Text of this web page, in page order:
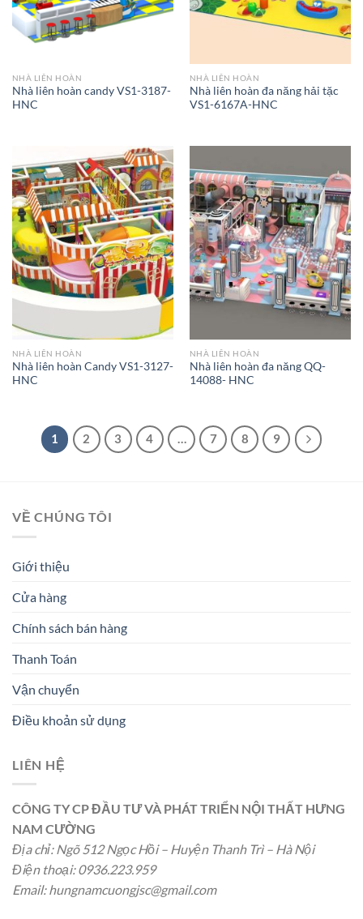
NHÀ LIÊN HOÀN
Nhà liên hoàn candy VS1-3187-
HNC
NHÀ LIÊN HOÀN
Nhà liên hoàn đa năng hải tặc
VS1-6167A-HNC
NHÀ LIÊN HOÀN
Nhà liên hoàn Candy VS1-3127-
HNC
NHÀ LIÊN HOÀN
Nhà liên hoàn đa năng QQ-
14088- HNC
1 2 3 4 … 7 8 9
VỀ CHÚNG TÔI
Giới thiệu
Cửa hàng
Chính sách bán hàng
Thanh Toán
Vận chuyển
Điều khoản sử dụng
LIÊN HỆ
CÔNG TY CP ĐẦU TƯ VÀ PHÁT TRIỂN NỘI THẤT HƯNG
NAM CƯỜNG
Địa chỉ: Ngõ 512 Ngọc Hồi – Huyện Thanh Trì – Hà Nội
Điện thoại: 0936.223.959
Email:hungnamcuongjsc@gmail.com